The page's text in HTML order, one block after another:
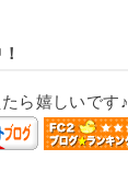
ら嬉しいです♪